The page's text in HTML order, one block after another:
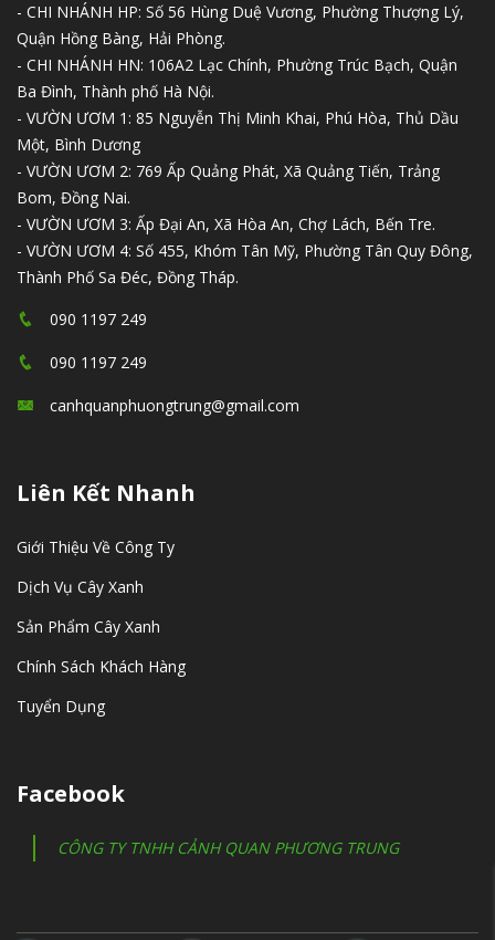
- CHI NHÁNH HP: Số 56 Hùng Duệ Vương, Phường Thượng Lý,
Quận Hồng Bàng, Hải Phòng.
- CHI NHÁNH HN: 106A2 Lạc Chính, Phường Trúc Bạch, Quận
Ba Đình, Thành phố Hà Nội.
- VƯỜN ƯƠM 1: 85 Nguyễn Thị Minh Khai, Phú Hòa, Thủ Dầu
Một, Bình Dương
- VƯỜN ƯƠM 2: 769 Ấp Quảng Phát, Xã Quảng Tiến, Trảng
Bom, Đồng Nai.
- VƯỜN ƯƠM 3: Ấp Đại An, Xã Hòa An, Chợ Lách, Bến Tre.
- VƯỜN ƯƠM 4: Số 455, Khóm Tân Mỹ, Phường Tân Quy Đông,
Thành Phố Sa Đéc, Đồng Tháp.
090 1197 249
090 1197 249
canhquanphuongtrung@gmail.com
Liên Kết Nhanh
Giới Thiệu Về Công Ty
Dịch Vụ Cây Xanh
Sản Phẩm Cây Xanh
Chính Sách Khách Hàng
Tuyển Dụng
Facebook
CÔNG TY TNHH CẢNH QUAN PHƯƠNG TRUNG